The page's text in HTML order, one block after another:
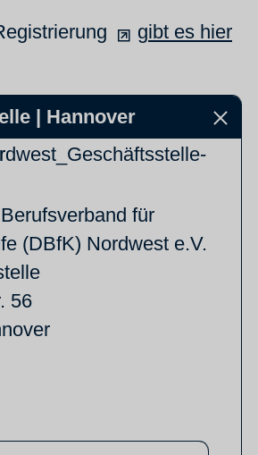
gibt es hier
| Hannover
für
(DBfK) Nordwest e.V.
56